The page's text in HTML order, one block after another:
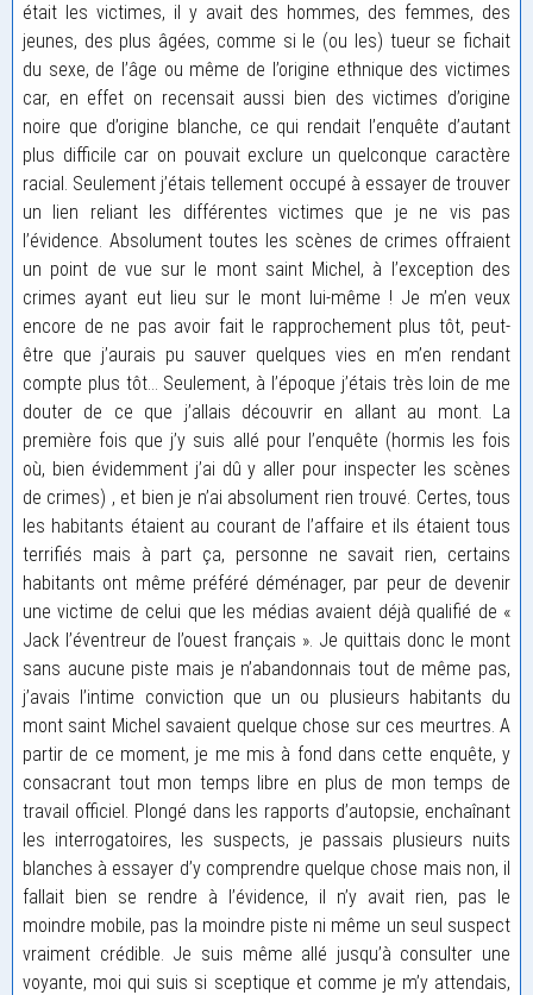
était les victimes, il y avait des hommes, des femmes, des
jeunes, des plus âgées, comme si le (ou les) tueur se fichait
du sexe, de l’âge ou même de l’origine ethnique des victimes
car, en effet on recensait aussi bien des victimes d’origine
noire que d’origine blanche, ce qui rendait l’enquête d’autant
plus difficile car on pouvait exclure un quelconque caractère
racial. Seulement j’étais tellement occupé à essayer de trouver
un lien reliant les différentes victimes que je ne vis pas
l’évidence. Absolument toutes les scènes de crimes offraient
un point de vue sur le mont saint Michel, à l’exception des
crimes ayant eut lieu sur le mont lui-même ! Je m’en veux
encore de ne pas avoir fait le rapprochement plus tôt, peut-
être que j’aurais pu sauver quelques vies en m’en rendant
compte plus tôt… Seulement, à l’époque j’étais très loin de me
douter de ce que j’allais découvrir en allant au mont. La
première fois que j’y suis allé pour l’enquête (hormis les fois
où, bien évidemment j’ai dû y aller pour inspecter les scènes
de crimes) , et bien je n’ai absolument rien trouvé. Certes, tous
les habitants étaient au courant de l’affaire et ils étaient tous
terrifiés mais à part ça, personne ne savait rien, certains
habitants ont même préféré déménager, par peur de devenir
une victime de celui que les médias avaient déjà qualifié de «
Jack l’éventreur de l’ouest français ». Je quittais donc le mont
sans aucune piste mais je n’abandonnais tout de même pas,
j’avais l’intime conviction que un ou plusieurs habitants du
mont saint Michel savaient quelque chose sur ces meurtres. A
partir de ce moment, je me mis à fond dans cette enquête, y
consacrant tout mon temps libre en plus de mon temps de
travail officiel. Plongé dans les rapports d’autopsie, enchaînant
les interrogatoires, les suspects, je passais plusieurs nuits
blanches à essayer d’y comprendre quelque chose mais non, il
fallait bien se rendre à l’évidence, il n’y avait rien, pas le
moindre mobile, pas la moindre piste ni même un seul suspect
vraiment crédible. Je suis même allé jusqu’à consulter une
voyante, moi qui suis si sceptique et comme je m’y attendais,